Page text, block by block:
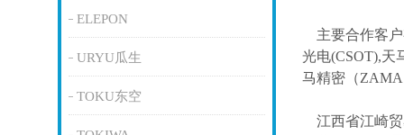
ELEPON
URYU瓜生
TOKU东空
主要合作客
光电(CSOT),天
马精密（
江西省江崎